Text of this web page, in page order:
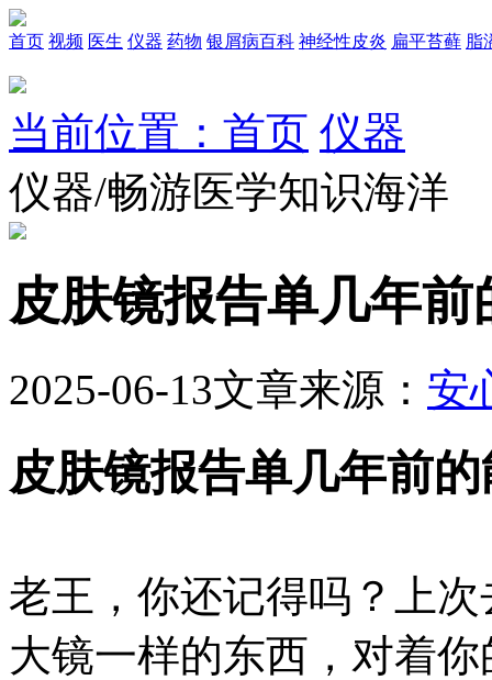
首页 视频 医生 仪器 药物 银屑病百科 神经性皮炎 扁平苔藓 脂
当前位置：首页 仪器
仪器/畅游医学知识海洋
皮肤镜报告单几年前
2025-06-13文章来源： 安
皮肤镜报告单几年前
老王，你还记得吗？上
大镜一样的东西，对着